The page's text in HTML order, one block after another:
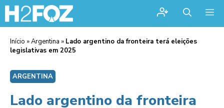
Início »Argentina » Lado argentino da fronteira terá eleições
legislativas em 2025
ARGENTINA
Lado argentino da fronteira